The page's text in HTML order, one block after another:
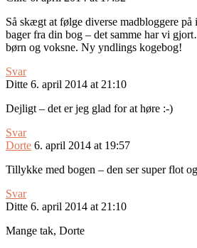
Så skægt at følge diverse madbloggere
bager fra din bog – det samme har vi
børn og voksne. Ny yndlings kogebog!
Svar
Ditte 6. april 2014 at 21:10
Dejligt – det er jeg glad for at høre :-)
Svar
Dorte 6. april 2014 at 19:57
Tillykke med bogen – den ser super flot
Svar
Ditte 6. april 2014 at 21:10
Mange tak, Dorte